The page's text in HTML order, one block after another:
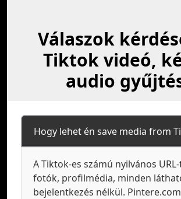
Válaszok
Tiktok videó,
audio
Hogy lehet én save media from
A Tiktok-es számú nyilvános URL-
fotók, profilmédia, minden
bejelentkezés nélkül.